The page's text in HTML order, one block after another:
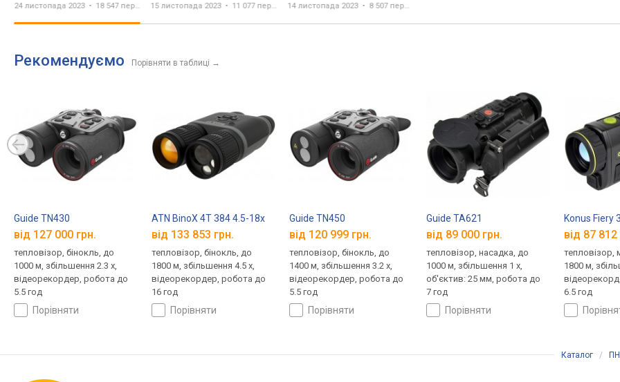
Binoculars - Product
Review
24 листопада 2023 18 547 переглядів 15 листопада 2023 11 077 переглядів 14 листопада 2023 8 507 переглядів
Рекомендуємо Порівняти в таблиці →
Guide TN430
від 127 000 грн.
тепловізор, бінокль, до
1000 м, збільшення 2.3 x,
відеорекордер, робота до
5.5 год
порівняти
ATN BinoX 4T 384 4.5-18x
від 133 853 грн.
тепловізор, бінокль, до
1800 м, збільшення 4.5 x,
відеорекордер, робота до
16 год
порівняти
Guide TN450
від 120 999 грн.
тепловізор, бінокль, до
1400 м, збільшення 3.2 x,
відеорекордер, робота до
5.5 год
порівняти
Guide TA621
від 89 000 грн.
тепловізор, насадка, до
1000 м, збільшення 1 x,
об'єктив: 25 мм, робота до
7 год
порівняти
Konus Fiery
від 87 812
тепловізор,
1800 м,
6.5 год
Каталог /